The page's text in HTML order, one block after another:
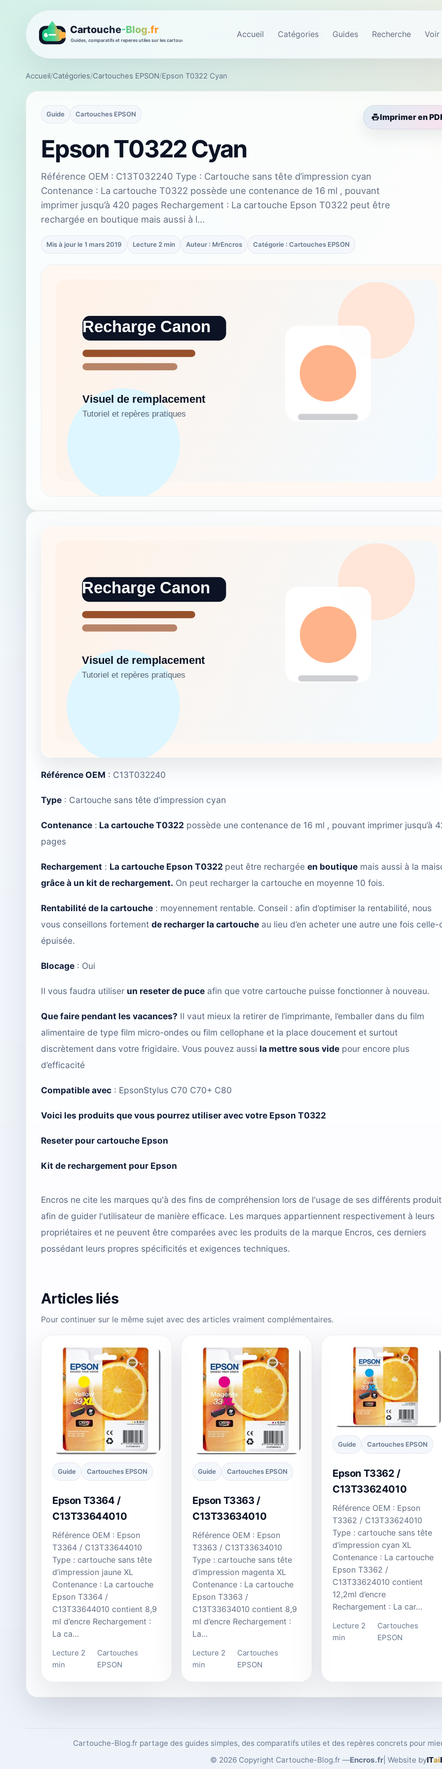
Accueil Catégories Guides Recherche Voir
Accueil/Catégories/Cartouches EPSON/Epson T0322 Cyan
Guide Cartouches EPSON Imprimer en
Epson T0322 Cyan
Référence OEM : C13T032240 Type : Cartouche sans tête d’impression cyan
Contenance : La cartouche T0322 possède une contenance de 16 ml , pouvant
imprimer jusqu’à 420 pages Rechargement : La cartouche Epson T0322 peut être
rechargée en boutique mais aussi à l…
Mis à jour le 1 mars 2019 Lecture 2 min Auteur : MrEncros Catégorie : Cartouches EPSON
Référence OEM : C13T032240
Type : Cartouche sans tête d’impression cyan
Contenance : La cartouche T0322 possède une contenance de 16 ml , pouvant imprimer jusqu’à
pages
Rechargement : La cartouche Epson T0322 peut être rechargée en boutique mais aussi à la
grâce à un kit de rechargement. On peut recharger la cartouche en moyenne 10 fois.
Rentabilité de la cartouche : moyennement rentable. Conseil : afin d’optimiser la rentabilité, nous
vous conseillons fortement de recharger la cartouche au lieu d’en acheter une autre une fois celle-
épuisée.
Blocage : Oui
Il vous faudra utiliser un reseter de puce afin que votre cartouche puisse fonctionner à nouveau.
Que faire pendant les vacances? Il vaut mieux la retirer de l’imprimante, l’emballer dans du film
alimentaire de type film micro-ondes ou film cellophane et la place doucement et surtout
discrètement dans votre frigidaire. Vous pouvez aussi la mettre sous vide pour encore plus
d’efficacité
Compatible avec : EpsonStylus C70 C70+ C80
Voici les produits que vous pourrez utiliser avec votre Epson T0322
Reseter pour cartouche Epson
Kit de rechargement pour Epson
Encros ne cite les marques qu'à des fins de compréhension lors de l'usage de ses différents
afin de guider l'utilisateur de manière efficace. Les marques appartiennent respectivement à leurs
propriétaires et ne peuvent être comparées avec les produits de la marque Encros, ces derniers
possédant leurs propres spécificités et exigences techniques.
Articles liés
Pour continuer sur le même sujet avec des articles vraiment complémentaires.
Guide Cartouches EPSON
Epson T3364 /
C13T33644010
Référence OEM : Epson
T3364 / C13T33644010
Type : cartouche sans tête
d’impression jaune XL
Contenance : La cartouche
Epson T3364 /
C13T33644010 contient 8,9
ml d’encre Rechargement :
La ca…
Lecture 2
min
Cartouches
EPSON
Guide Cartouches EPSON
Epson T3363 /
C13T33634010
Référence OEM : Epson
T3363 / C13T33634010
Type : cartouche sans tête
d’impression magenta XL
Contenance : La cartouche
Epson T3363 /
C13T33634010 contient 8,9
ml d’encre Rechargement :
La…
Lecture 2
min
Cartouches
EPSON
Guide Cartouches EPSON
Epson T3362 /
C13T33624010
Référence OEM : Epson
T3362 / C13T33624010
Type : cartouche sans tête
d’impression cyan XL
Contenance : La cartouche
Epson T3362 /
C13T33624010 contient
12,2ml d’encre
Rechargement : La car…
Lecture 2
min
Cartouches
EPSON
Cartouche-Blog.fr partage des guides simples, des comparatifs utiles et des repères concrets pour
© 2026 Copyright Cartouche-Blog.fr —Encros.fr| Website byITai